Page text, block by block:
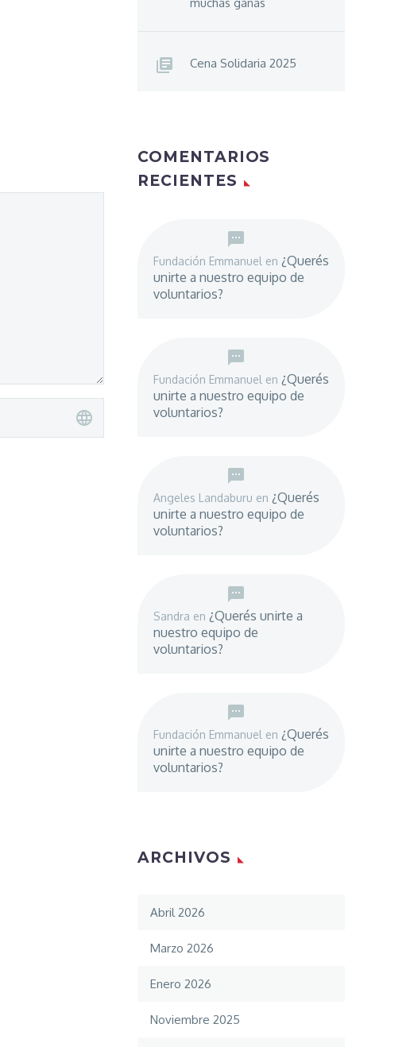
Cena Solidaria 2025
COMENTARIOS
RECIENTES
Fundación Emmanuel en ¿Querés
unirte a nuestro equipo de
voluntarios?
Fundación Emmanuel en ¿Querés
unirte a nuestro equipo de
voluntarios?
Angeles Landaburu en ¿Querés
unirte a nuestro equipo de
voluntarios?
Sandra en ¿Querés unirte a
nuestro equipo de
voluntarios?
Fundación Emmanuel en ¿Querés
unirte a nuestro equipo de
voluntarios?
ARCHIVOS
Abril 2026
Marzo 2026
Enero 2026
Noviembre 2025